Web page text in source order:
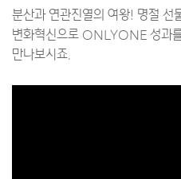
분산과 연관진열의 여왕! 명절 선
변화혁신으로 ONLYONE 성과
만나보시죠.